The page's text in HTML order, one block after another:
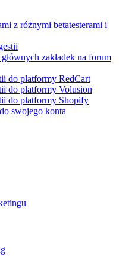
z różnymi betatesterami i
zakładek na forum
do platformy RedCart
do platformy Volusion
do platformy Shopify
swojego konta